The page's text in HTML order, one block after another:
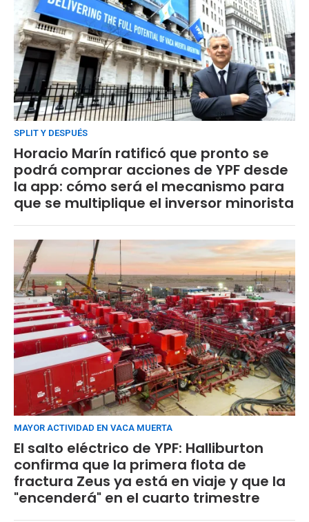
SPLIT Y DESPUÉS
Horacio Marín ratificó que pronto se
podrá comprar acciones de YPF desde
la app: cómo será el mecanismo para
que se multiplique el inversor minorista
MAYOR ACTIVIDAD EN VACA MUERTA
El salto eléctrico de YPF: Halliburton
confirma que la primera flota de
fractura Zeus ya está en viaje y que la
"encenderá" en el cuarto trimestre